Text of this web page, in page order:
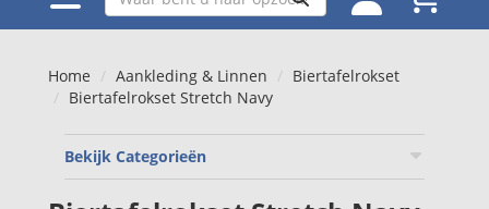
Home Aankleding & Linnen
Biertafelrokset
Biertafelrokset Stretch Navy
Bekijk Categorieën